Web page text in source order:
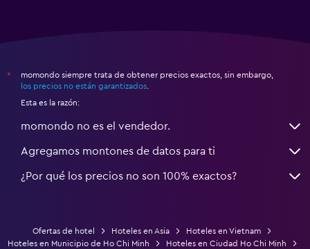
*
momondo siempre trata de obtener precios exactos, sin embargo,
los precios no están garantizados
Esta es la razón:
momondo no es el vendedor.
Agregamos montones de datos para ti
¿Por qué los precios no son 100% exactos?
Ofertas de hotel Hoteles en Asia
Hoteles en Vietnam
Hoteles en Municipio de Ho Chi Minh
Hoteles en Ciudad Ho Chi Minh